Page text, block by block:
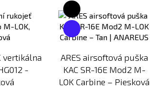
vertikálna
-
porovnaniu
ARES airsoftová puška
KAC SR-16E Mod2 M-
LOK Carbine – Piesková
k